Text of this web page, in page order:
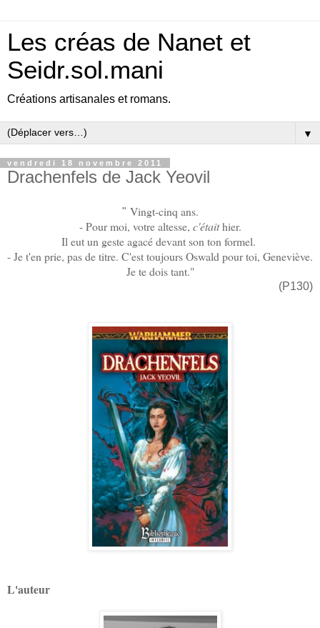
Les créas de Nanet et
Seidr.sol.mani
Créations artisanales et romans.
▼
vendredi 18 novembre 2011
Drachenfels de Jack Yeovil
" Vingt-cinq ans.
- Pour moi, votre altesse, c'étaithier.
Il eut un geste agacé devant son ton formel.
- Je t'en prie, pas de titre. C'est toujours Oswald pour toi, Geneviève.
Je te dois tant."
(P130)
L'auteur